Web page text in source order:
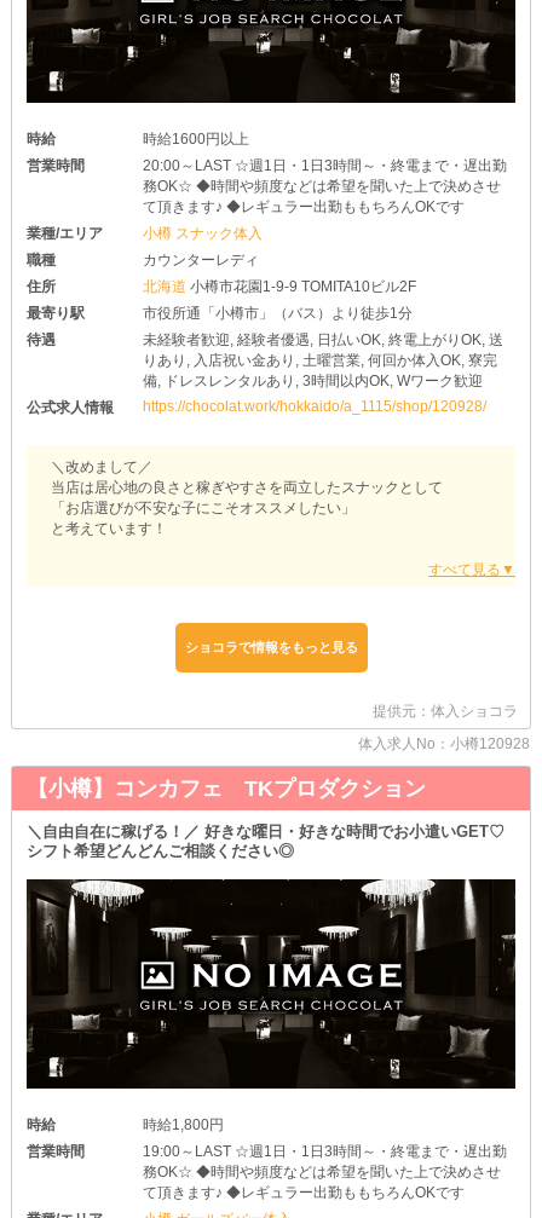
＼ぜひご応募を◎／
疑問点は些細なことでも、お気軽にお問い合わせください！
皆様にお会いできる日を楽しみにしております♪
時給
時給1600円以上
営業時間
20:00～LAST ☆週1日・1日3時間～・終電まで・遅出勤
務OK☆ ◆時間や頻度などは希望を聞いた上で決めさせ
て頂きます♪ ◆レギュラー出勤ももちろんOKです
業種/エリア
小樽 スナック体入
職種
カウンターレディ
住所
北海道小樽市花園1-9-9 TOMITA10ビル2F
最寄り駅
市役所通「小樽市」（バス）より徒歩1分
待遇
未経験者歓迎, 経験者優遇, 日払いOK, 終電上がりOK, 送
りあり, 入店祝い金あり, 土曜営業, 何回か体入OK, 寮完
備, ドレスレンタルあり, 3時間以内OK, Wワーク歓迎
公式求人情報
https://chocolat.work/hokkaido/a_1115/shop/120928/
＼改めまして／
当店は居心地の良さと稼ぎやすさを両立したスナックとして
「お店選びが不安な子にこそオススメしたい」
と考えています！
『【小樽】pub snack Lila（リラ）』
私たちは緊張や不安な気持ちに寄り添いながら一つひとつ丁寧にレ
マナーや接客も無理のないペースで覚えられますし、緊張をやわら
げるサポート体制も万全なのでご安心ください♪
＊経験者さんへ＊
￣￣￣￣￣￣￣￣￣￣￣￣￣
これまでのご経験をしっかり評価したいからこそ、時給や待遇はご
希望をしっかり伺いながら優遇いたします。
納得のいく条件で、気持ち良く新しいスタートを切っていただけた
ら嬉しいです！
＊夜職に大変なイメージがある子へ＊
￣￣￣￣￣￣￣￣￣￣￣￣￣￣￣￣￣￣￣￣￣
当店では、数字に追われたりルールに縛られたりすることがありま
せん◎
それはずばり《ノルマ》や《飲まないといけない空気間》がないた
《ノンアル接客》も全然OKなので、自分のペースを大切にしなが
ら働けます。
また、もしお仕事を始めてから改めて不安になることがあれば遠慮
なくご相談を♪
1人ひとりに合わせて支えるのが私たちのモットーです◎
ショコラで情報をもっと見る
提供元：体入ショコラ
体入求人No：小樽120928
【小樽】コンカフェ TKプロダクション
＼自由自在に稼げる！／ 好きな曜日・好きな時間でお小遣いGET♡
シフト希望どんどんご相談ください◎
時給
時給1,800円
営業時間
19:00～LAST ☆週1日・1日3時間～・終電まで・遅出勤
務OK☆ ◆時間や頻度などは希望を聞いた上で決めさせ
て頂きます♪ ◆レギュラー出勤ももちろんOKです